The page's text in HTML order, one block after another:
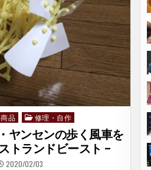
ジ
ャ
ン
ク
コ
ン
ポ
を
買
っ
て
み
た。
–
EX-
S1B
–
品 修理・自作
ヤンセンの歩く風車を
トランドビースト –
2020/02/03